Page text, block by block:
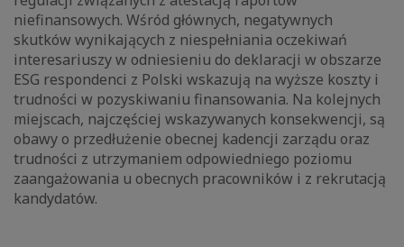
niefinansowych. Wśród głównych, negatywnych
skutków wynikających z niespełniania oczekiwań
interesariuszy w odniesieniu do deklaracji w obszarze
ESG respondenci z Polski wskazują na wyższe koszty i
trudności w pozyskiwaniu finansowania. Na kolejnych
miejscach, najczęściej wskazywanych konsekwencji, są
obawy o przedłużenie obecnej kadencji zarządu oraz
trudności z utrzymaniem odpowiedniego poziomu
zaangażowania u obecnych pracowników i z rekrutacją
kandydatów.